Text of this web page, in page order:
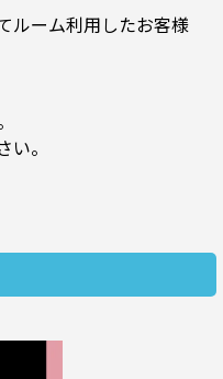
ルーム利用したお客様
。